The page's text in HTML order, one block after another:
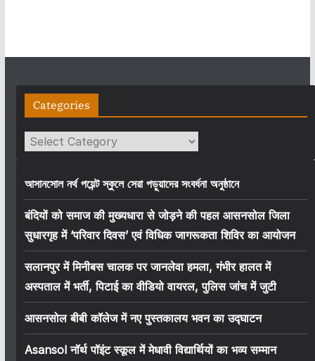
Categories
Categories
আসানসোল নর্থ পয়েন্ট স্কুলে সেরা পড়ুয়াদের সংবর্ধনা অনুষ্ঠানে
बंदियों को समाज की मुख्यधारा से जोड़ने की पहल आसनसोल जिला
सुधारगृह में ‘परिवार दिवस’ एवं विधिक जागरूकता शिविर का आयोजन
सलानपुर में मिनीबस चालक पर जानलेवा हमला, गंभीर हालत में
अस्पताल में भर्ती, पिटाई का वीडियो वायरल, पुलिस जांच में जुटी
आसनसोल बीबी कॉलेज में नए पुस्तकालय भवन का उद्घाटन
Asansol नॉर्थ पॉइंट स्कूल में मेधावी विद्यार्थियों का भव्य सम्मान